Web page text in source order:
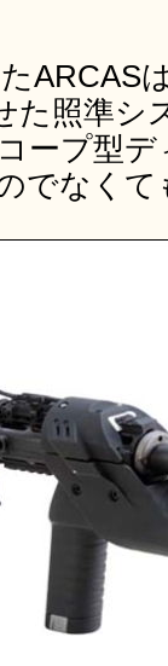
ARCAS
た照準シ
ープ型
でなく